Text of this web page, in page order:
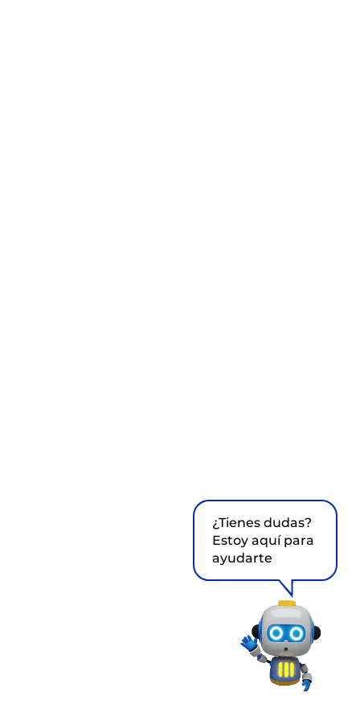
¿Tienes dudas?
Estoy aquí para
ayudarte